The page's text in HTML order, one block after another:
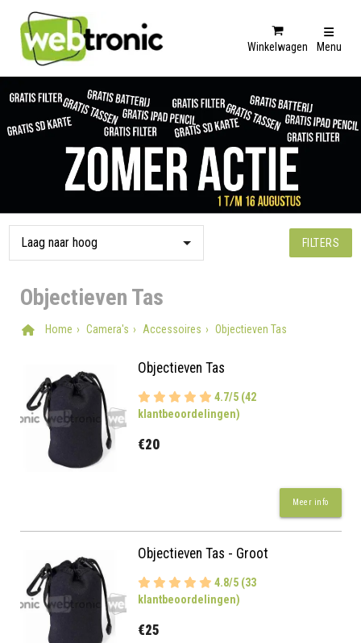
Winkelwagen Menu
FILTERS
Objectieven Tas
Home Camera's Accessoires Objectieven Tas
Objectieven Tas
4.7/5 (42
klantbeoordelingen)
€20
Meer info
Objectieven Tas - Groot
4.8/5 (33
klantbeoordelingen)
€25